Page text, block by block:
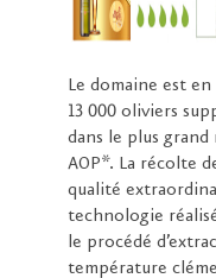
Le domaine est
13 000 oliviers
dans le plus grand
AOP*. La récolte
qualité
technologie
le procédé
température